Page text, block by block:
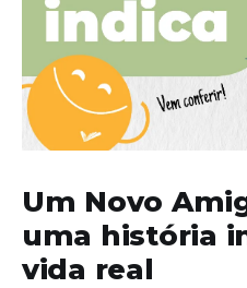
Um Novo
uma história
vida real